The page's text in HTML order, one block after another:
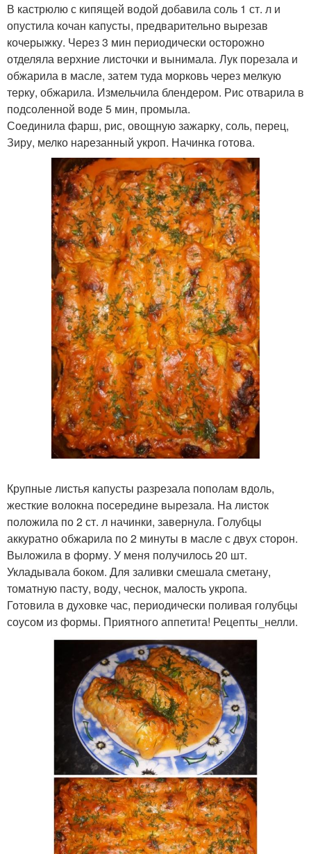
В кастрюлю с кипящей водой добавила соль 1 ст. л и
опустила кочан капусты, предварительно вырезав
кочерыжку. Через 3 мин периодически осторожно
отделяла верхние листочки и вынимала. Лук порезала и
обжарила в масле, затем туда морковь через мелкую
терку, обжарила. Измельчила блендером. Рис отварила в
подсоленной воде 5 мин, промыла.
Соединила фарш, рис, овощную зажарку, соль, перец,
Зиру, мелко нарезанный укроп. Начинка готова.
Крупные листья капусты разрезала пополам вдоль,
жесткие волокна посередине вырезала. На листок
положила по 2 ст. л начинки, завернула. Голубцы
аккуратно обжарила по 2 минуты в масле с двух сторон.
Выложила в форму. У меня получилось 20 шт.
Укладывала боком. Для заливки смешала сметану,
томатную пасту, воду, чеснок, малость укропа.
Готовила в духовке час, периодически поливая голубцы
соусом из формы. Приятного аппетита! Рецепты_нелли.